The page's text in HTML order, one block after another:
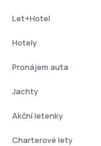
Let+Hotel
Hotely
Pronájem auta
Jachty
Akční letenky
Charterové lety